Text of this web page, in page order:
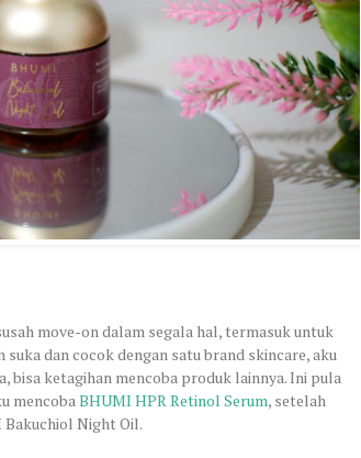
move-on dalam segala hal, termasuk untuk
dan cocok dengan satu brand skincare, aku
bisa ketagihan mencoba produk lainnya. Ini pula
mencobaBHUMI HPR Retinol Serum, setelah
Bakuchiol Night Oil.